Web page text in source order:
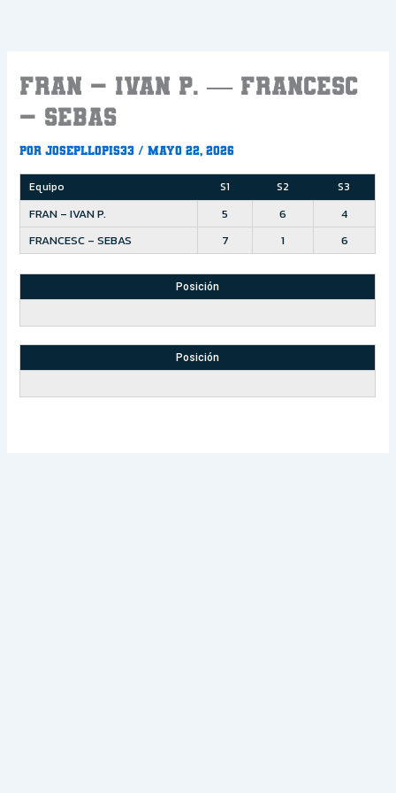
FRAN – IVAN P. — FRANCESC
– SEBAS
PorJosepllopis33/mayo 22, 2026
Equipo S1 S2 S3
FRAN – IVAN P. 5 6
4
FRANCESC – SEBAS
7 1 6
Posición
Posición